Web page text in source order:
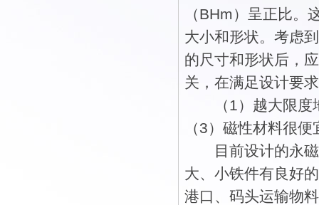
（BHm）呈正比
大小和形状。考虑
的尺寸和形状后，
关，在满足设计要
（1）越大限度地
（3）磁性材料很便
目前设计的永磁
大、小铁件有良好
港口、码头运输物